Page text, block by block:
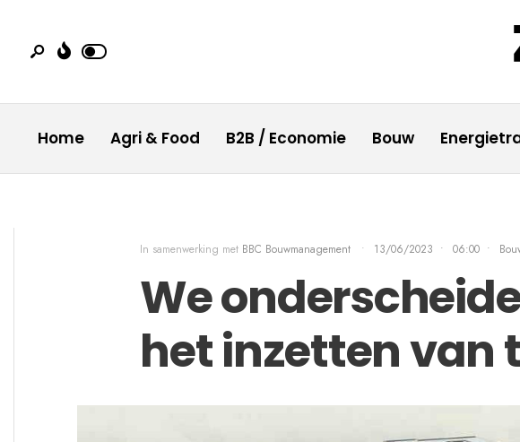
Home Agri & Food B2B / Economie Bouw
In samenwerking met BBC Bouwmanagement • 13/06/2023 • 06:00 •
We
het inzetten van